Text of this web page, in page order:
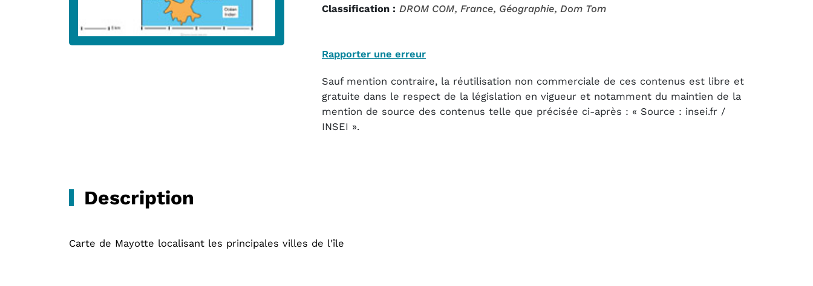
Classification : DROM COM, France, Géographie, Dom Tom
Rapporter une erreur
Sauf mention contraire, la réutilisation non commerciale de ces contenus est libre et
gratuite dans le respect de la législation en vigueur et notamment du maintien de la
mention de source des contenus telle que précisée ci-après : « Source : insei.fr /
INSEI ».
Description
Carte de Mayotte localisant les principales villes de l'île